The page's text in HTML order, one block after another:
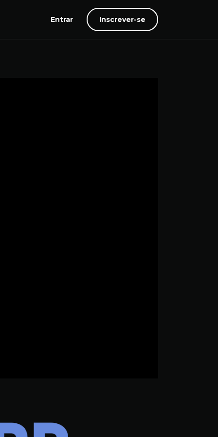
Entrar Inscrever-se